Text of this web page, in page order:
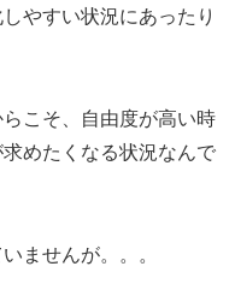
やすい状況にあったり
こそ、自由度が高い時
めたくなる状況なんで
ませんが。。。